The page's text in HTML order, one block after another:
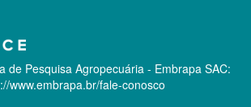
de Pesquisa Agropecuária - Embrapa SAC:
www.embrapa.br/fale-conosco